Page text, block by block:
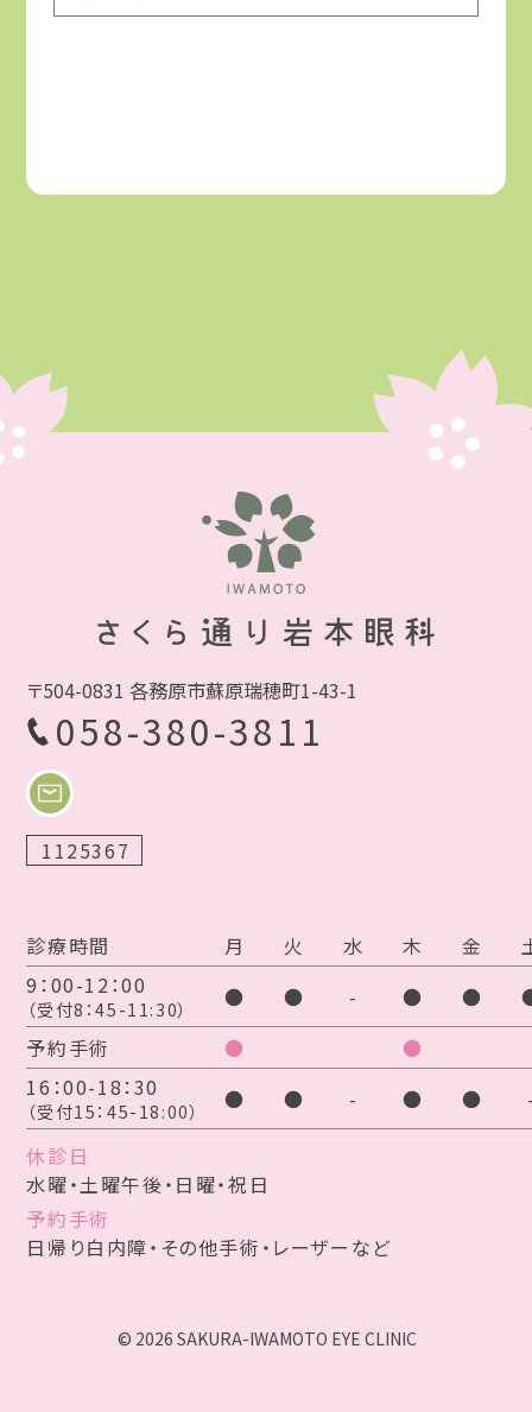
〒504-0831 各務原市蘇原瑞穂町1-43-1
058-380-3811
1125367
診療時間 月 火 水 木 金
9：00-12：00
（受付8：45-11:30） ● ● - ● ●
予約手術
●
●
16：00-18：30
（受付15：45-18:00） ● ● - ● ●
休診日
水曜・土曜午後・日曜・祝日
予約手術
日帰り白内障・その他手術・レーザーなど
© 2026 SAKURA-IWAMOTO EYE CLINIC